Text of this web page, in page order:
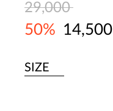
29,000
50% 14,500
SIZE